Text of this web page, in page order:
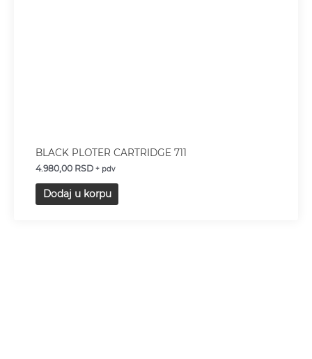
BLACK PLOTER CARTRIDGE 711
4.980,00 RSD + pdv
Dodaj u korpu